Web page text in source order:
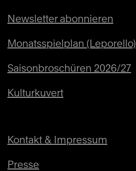
Newsletter abonnieren
Monatsspielplan (Leporello)
Saisonbroschüren 2026/27
Kulturkuvert
Kontakt & Impressum
Presse